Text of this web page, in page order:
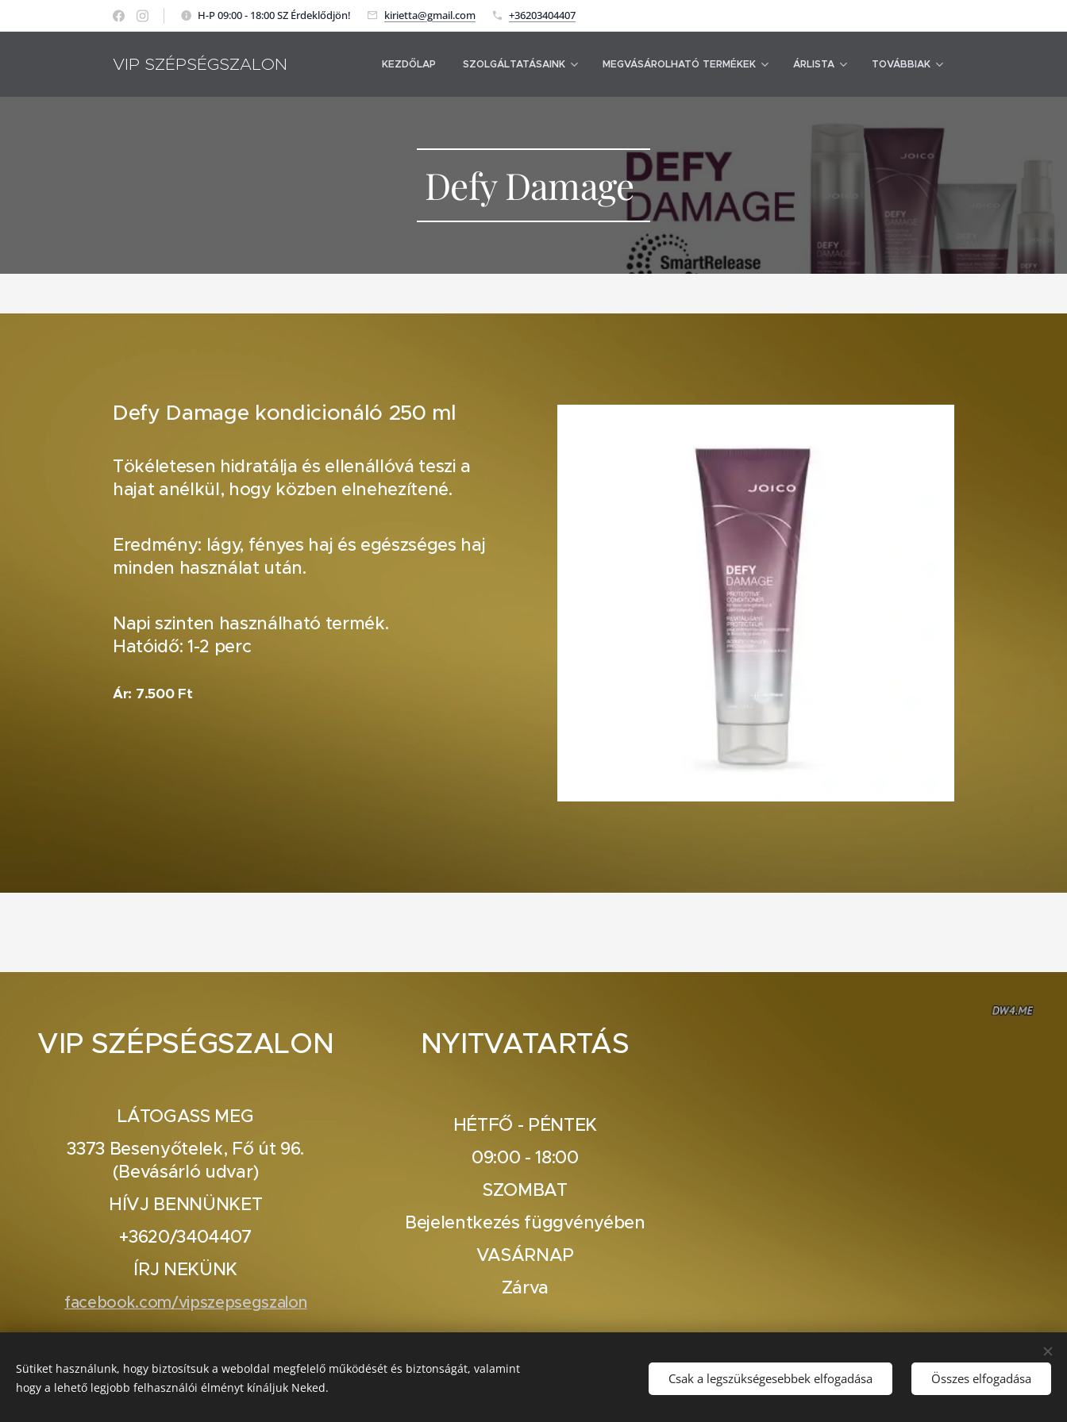
H-P 09:00 - 18:00 SZ Érdeklődjön! kirietta@gmail.com +36203404407
VIP SZÉPSÉGSZALON KEZDŐLAP SZOLGÁLTATÁSAINK MEGVÁSÁROLHATÓ TERMÉKEK ÁRLISTA TOVÁBBIAK
Defy Damage
Defy Damage kondicionáló 250 ml
Tökéletesen hidratálja és ellenállóvá teszi a
hajat anélkül, hogy közben elnehezítené.
Eredmény: lágy, fényes haj és egészséges haj
minden használat után.
Napi szinten használható termék.
Hatóidő: 1-2 perc
Ár: 7.500 Ft
VIP SZÉPSÉGSZALON
LÁTOGASS MEG
3373 Besenyőtelek, Fő út 96.
(Bevásárló udvar)
HÍVJ BENNÜNKET
+3620/3404407
ÍRJ NEKÜNK
facebook.com/vipszepsegszalon
NYITVATARTÁS
HÉTFŐ - PÉNTEK
09:00 - 18:00
SZOMBAT
Bejelentkezés függvényében
VASÁRNAP
Zárva
Sütiket használunk, hogy biztosítsuk a weboldal megfelelő működését és biztonságát, valamint
hogy a lehető legjobb felhasználói élményt kínáljuk Neked.
Csak a legszükségesebbek elfogadása Összes elfogadása